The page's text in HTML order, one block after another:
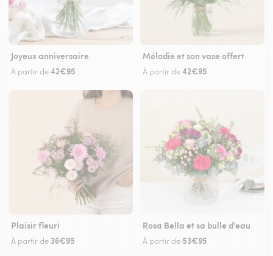
Joyeux anniversaire
À partir de42€95
Mélodie et son vase offert
À partir de42€95
Plaisir fleuri
À partir de 36€95
Rosa Bella et sa bulle d'eau
À partir de 53€95